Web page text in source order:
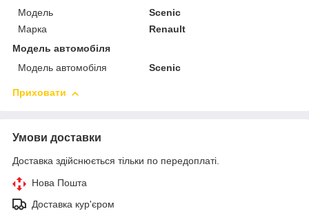
Мoдель
Scenic
Марка
Renault
Модель автомобіля
Модель автомобіля
Scenic
Приховати
Умови доставки
Доставка здійснюється тільки по передоплаті.
Нова Пошта
Доставка кур'єром